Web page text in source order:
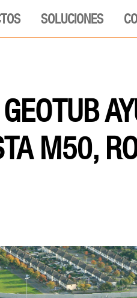
SOLUCIONES
M50,